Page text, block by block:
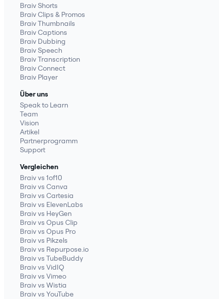
Braiv Shorts
Braiv Clips & Promos
Braiv Thumbnails
Braiv Captions
Braiv Dubbing
Braiv Speech
Braiv Transcription
Braiv Connect
Braiv Player
Über uns
Speak to Learn
Team
Vision
Artikel
Partnerprogramm
Support
Vergleichen
Braiv vs 1of10
Braiv vs Canva
Braiv vs Cartesia
Braiv vs ElevenLabs
Braiv vs HeyGen
Braiv vs Opus Clip
Braiv vs Opus Pro
Braiv vs Pikzels
Braiv vs Repurpose.io
Braiv vs TubeBuddy
Braiv vs VidIQ
Braiv vs Vimeo
Braiv vs Wistia
Braiv vs YouTube